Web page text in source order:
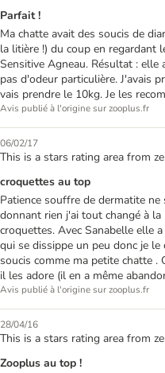
Parfait !
Ma chatte avait des soucis de
la litière !) du coup en regardant
Sensitive Agneau. Résultat :
pas d'odeur particulière. J'avais
vais prendre le 10kg. Je les
Avis publié à l'origine sur zooplus.fr
06/02/17
This is a stars rating area from
croquettes au top
Patience souffre de dermatite
donnant rien j'ai tout changé à
croquettes. Avec Sanabelle elle
qui se dissippe un peu donc je
soucis comme ma petite chatte
il les adore (il en a même
Avis publié à l'origine sur zooplus.fr
28/04/16
This is a stars rating area from
Zooplus au top !